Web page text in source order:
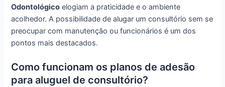
Odontológico elogiam a praticidade e o ambiente
acolhedor. A possibilidade de alugar um consultório sem se
preocupar com manutenção ou funcionários é um dos
pontos mais destacados.
Como funcionam os planos de adesão
para aluguel de consultório?